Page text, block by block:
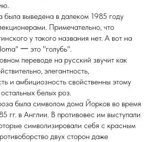
была выведена в далеком 1985 году
Примечательно, что
у такого названия нет. А вот на
一 это "голубь".
переводе на русский звучит как
элегантность,
и амбициозность свойственны этому
белых роз.
была символом дома Йорков во время
гг. в Англии. В противовес им выступали
символизировали себя с красным
двух сторон даже